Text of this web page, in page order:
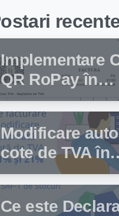
Implementare
QR RoPay în
programul de
facturare
Modificare
cote de TVA în
programul de
facturare
Ce este